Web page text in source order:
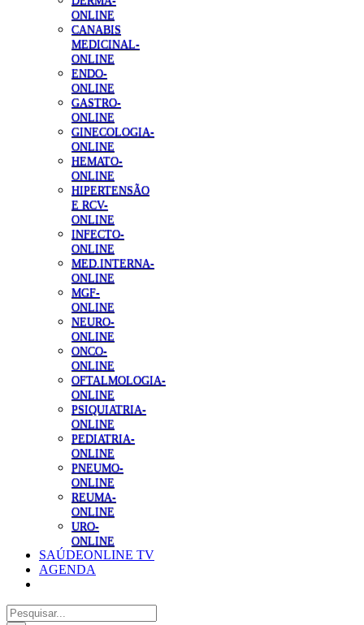
ONLINE
CANABIS
MEDICINAL-
ONLINE
ENDO-
ONLINE
GASTRO-
ONLINE
GINECOLOGIA-
ONLINE
HEMATO-
ONLINE
HIPERTENSÃO
E RCV-
ONLINE
INFECTO-
ONLINE
MED.INTERNA-
ONLINE
MGF-
ONLINE
NEURO-
ONLINE
ONCO-
ONLINE
OFTALMOLOGIA-
ONLINE
PSIQUIATRIA-
ONLINE
PEDIATRIA-
ONLINE
PNEUMO-
ONLINE
REUMA-
ONLINE
URO-
ONLINE
SAÚDEONLINE TV
AGENDA
Pesquisar